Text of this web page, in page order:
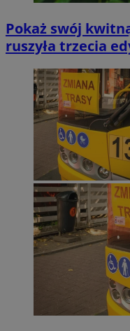
Pokaż swój
ruszyła trzecia